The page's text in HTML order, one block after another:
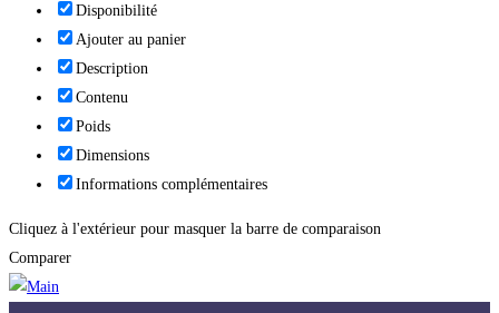
Disponibilité
Ajouter au panier
Description
Contenu
Poids
Dimensions
Informations complémentaires
Cliquez à l'extérieur pour masquer la barre de comparaison
Comparer